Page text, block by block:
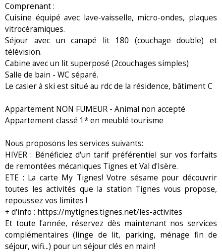
Comprenant :
Cuisine équipé avec lave-vaisselle, micro-ondes, plaques
vitrocéramiques.
Séjour avec un canapé lit 180 (couchage double) et
télévision.
Cabine avec un lit superposé (2couchages simples)
Salle de bain - WC séparé.
Le casier à ski est situé au rdc de la résidence, bâtiment C
Appartement NON FUMEUR - Animal non accepté
Appartement classé 1* en meublé tourisme
Nous proposons les services suivants:
HIVER : Bénéficiez d'un tarif préférentiel sur vos forfaits
de remontées mécaniques Tignes et Val d'Isère.
ETE : La carte My Tignes! Votre sésame pour découvrir
toutes les activités que la station Tignes vous propose,
repoussez vos limites !
+ d'info : https://mytignes.tignes.net/les-activites
Et toute l'année, réservez dès maintenant nos services
complémentaires (linge de lit, parking, ménage fin de
séjour, wifi...) pour un séjour clés en main!